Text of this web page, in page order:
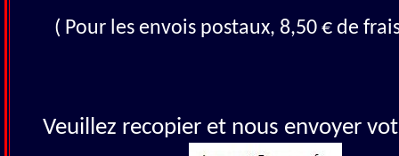
( Pour les envois postaux, 8,50 € de
Veuillez recopier et nous envoyer